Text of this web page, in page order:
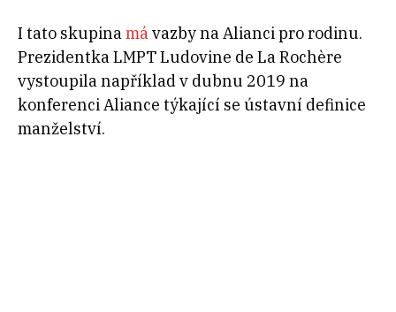
I tato skupinamávazby na Alianci pro rodinu.
Prezidentka LMPT Ludovine de La Rochère
vystoupila například v dubnu 2019 na
konferenci Aliance týkající se ústavní definice
manželství.